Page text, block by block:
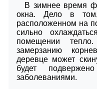
В зимнее время
окна. Дело в
расположенном на
сильно
помещении
замерзанию
деревце может
будет
заболеваниями.